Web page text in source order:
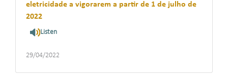
eletricidade a vigorarem a partir de 1 de julho de
2022
Listen
29/04/2022